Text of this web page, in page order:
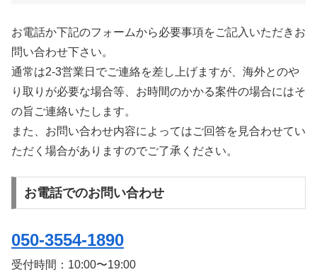
お電話か下記のフォームから必要事項をご記入いただきお
問い合わせ下さい。
通常は2-3営業日でご連絡を差し上げますが、海外とのや
り取りが必要な場合等、お時間のかかる案件の場合にはそ
の旨ご連絡いたします。
また、お問い合わせ内容によってはご回答を見合わせてい
ただく場合がありますのでご了承ください。
お電話でのお問い合わせ
050-3554-1890
受付時間： 10:00〜19:00